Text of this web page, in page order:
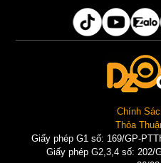
Chính
Thỏa
Giấy phép G1 số: 169/GP-
Giấy phép G2,3,4 số: 202/